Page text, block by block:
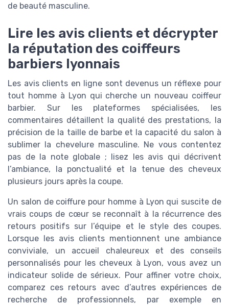
de beauté masculine.
Lire les avis clients et décrypter
la réputation des coiffeurs
barbiers lyonnais
Les avis clients en ligne sont devenus un réflexe pour
tout homme à Lyon qui cherche un nouveau coiffeur
barbier. Sur les plateformes spécialisées, les
commentaires détaillent la qualité des prestations, la
précision de la taille de barbe et la capacité du salon à
sublimer la chevelure masculine. Ne vous contentez
pas de la note globale ; lisez les avis qui décrivent
l’ambiance, la ponctualité et la tenue des cheveux
plusieurs jours après la coupe.
Un salon de coiffure pour homme à Lyon qui suscite de
vrais coups de cœur se reconnaît à la récurrence des
retours positifs sur l’équipe et le style des coupes.
Lorsque les avis clients mentionnent une ambiance
conviviale, un accueil chaleureux et des conseils
personnalisés pour les cheveux à Lyon, vous avez un
indicateur solide de sérieux. Pour affiner votre choix,
comparez ces retours avec d’autres expériences de
recherche de professionnels, par exemple en